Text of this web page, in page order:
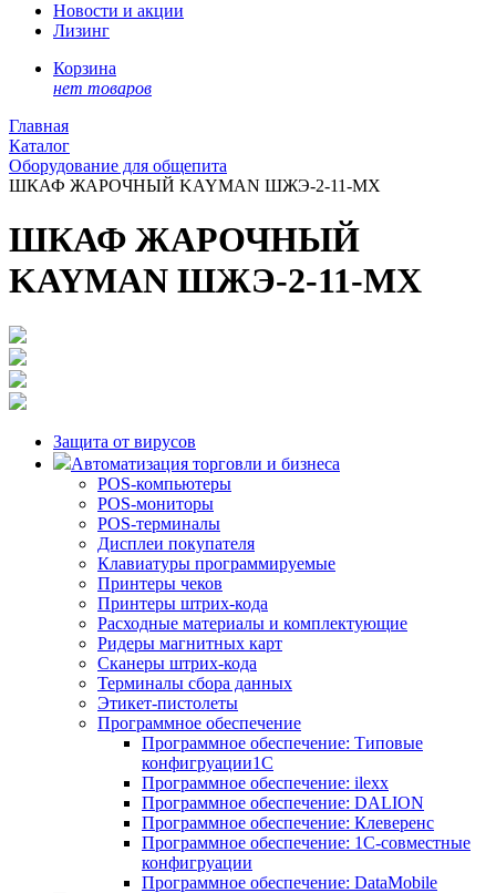
Новости и акции
Лизинг
Корзина
нет товаров
Главная
Каталог
Оборудование для общепита
ШКАФ ЖАРОЧНЫЙ KAYMAN ШЖЭ-2-11-МХ
ШКАФ ЖАРОЧНЫЙ
KAYMAN ШЖЭ-2-11-МХ
Защита от вирусов
Автоматизация торговли и бизнеса
POS-компьютеры
POS-мониторы
POS-терминалы
Дисплеи покупателя
Клавиатуры программируемые
Принтеры чеков
Принтеры штрих-кода
Расходные материалы и комплектующие
Ридеры магнитных карт
Сканеры штрих-кода
Терминалы сбора данных
Этикет-пистолеты
Программное обеспечение
Программное обеспечение: Типовые
конфигруации1С
Программное обеспечение: ilexx
Программное обеспечение: DALION
Программное обеспечение: Клеверенс
Программное обеспечение: 1С-совместные
конфигруации
Программное обеспечение: DataMobile